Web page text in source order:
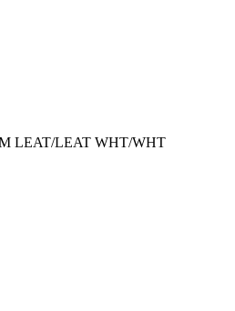
LEAT/LEAT WHT/WHT